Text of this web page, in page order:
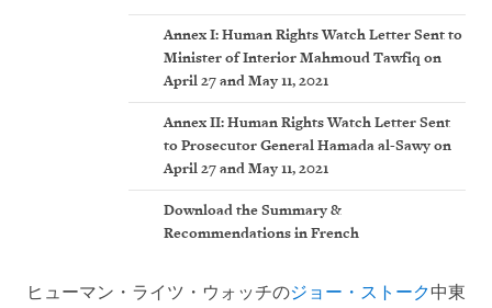
Annex I: Human Rights Watch Letter Sent to
Minister of Interior Mahmoud Tawfiq on
April 27 and May 11, 2021
Annex II: Human Rights Watch Letter Sent
to Prosecutor General Hamada al-Sawy on
April 27 and May 11, 2021
Download the Summary &
Recommendations in French
ヒューマン・ライツ・ウォッチのジョー・ストーク中東